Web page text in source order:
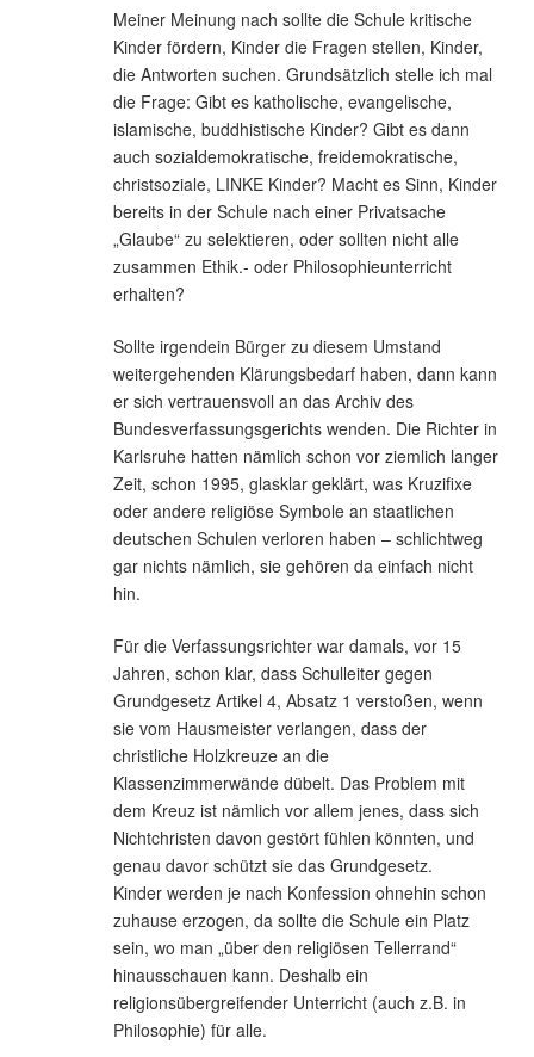
Meiner Meinung nach sollte die Schule kritische
Kinder fördern, Kinder die Fragen stellen, Kinder,
die Antworten suchen. Grundsätzlich stelle ich mal
die Frage: Gibt es katholische, evangelische,
islamische, buddhistische Kinder? Gibt es dann
auch sozialdemokratische, freidemokratische,
christsoziale, LINKE Kinder? Macht es Sinn, Kinder
bereits in der Schule nach einer Privatsache
„Glaube“ zu selektieren, oder sollten nicht alle
zusammen Ethik.- oder Philosophieunterricht
erhalten?
Sollte irgendein Bürger zu diesem Umstand
weitergehenden Klärungsbedarf haben, dann kann
er sich vertrauensvoll an das Archiv des
Bundesverfassungsgerichts wenden. Die Richter in
Karlsruhe hatten nämlich schon vor ziemlich langer
Zeit, schon 1995, glasklar geklärt, was Kruzifixe
oder andere religiöse Symbole an staatlichen
deutschen Schulen verloren haben – schlichtweg
gar nichts nämlich, sie gehören da einfach nicht
hin.
Für die Verfassungsrichter war damals, vor 15
Jahren, schon klar, dass Schulleiter gegen
Grundgesetz Artikel 4, Absatz 1 verstoßen, wenn
sie vom Hausmeister verlangen, dass der
christliche Holzkreuze an die
Klassenzimmerwände dübelt. Das Problem mit
dem Kreuz ist nämlich vor allem jenes, dass sich
Nichtchristen davon gestört fühlen könnten, und
genau davor schützt sie das Grundgesetz.
Kinder werden je nach Konfession ohnehin schon
zuhause erzogen, da sollte die Schule ein Platz
sein, wo man „über den religiösen Tellerrand“
hinausschauen kann. Deshalb ein
religionsübergreifender Unterricht (auch z.B. in
Philosophie) für alle.